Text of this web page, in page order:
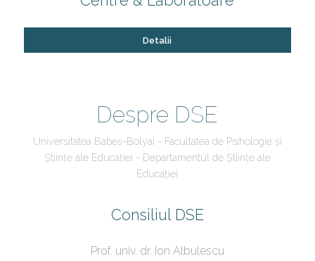
Detalii
Despre DSE
Universitatea Babeș-Bolyai - Facultatea de Psihologie și
Științe ale Educației - Departamentul de Științe ale
Educației
Consiliul DSE
Prof. univ. dr. Ion Albulescu